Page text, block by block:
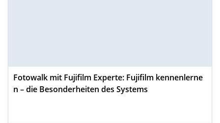
Fotowalk mit Fujifilm Experte: Fujifilm kennenlerne
n – die Besonderheiten des Systems